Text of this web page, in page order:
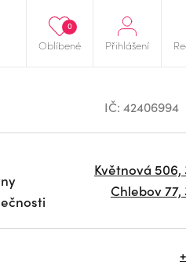
Oblíbené
0
Přihlášení
IČ: 42406994
Květnová 506,
Chlebov 77,